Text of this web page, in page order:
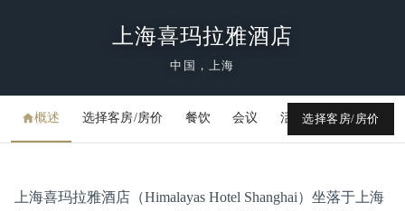
上海喜玛拉雅酒店
中国，上海
概述 选择客房/房价 餐饮 会议 活动 媒体库
选择客房/房价
上海喜玛拉雅酒店（Himalayas Hotel Shanghai）坐落于上海